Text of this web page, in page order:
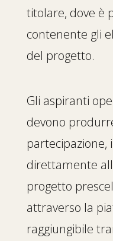
titolare, dove è
contenente gli
del progetto.
Gli aspiranti
devono
partecipazione,
direttamente
progetto
attraverso la
raggiungibile